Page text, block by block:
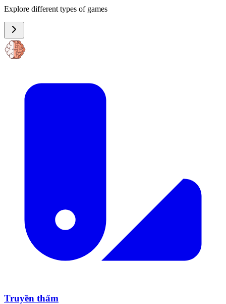
Explore different types of games
Truyền thẩm